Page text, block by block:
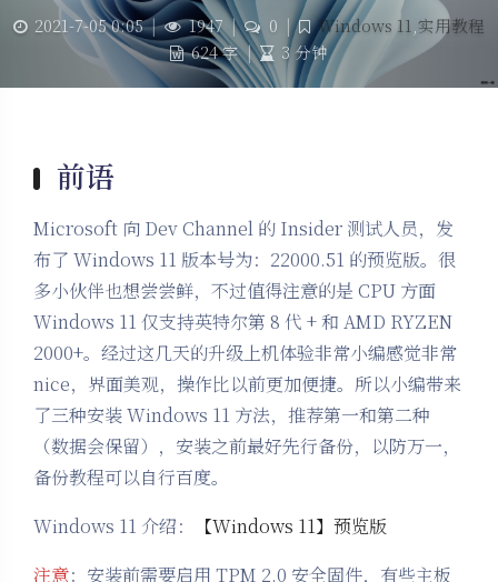
2021-7-05 0:05 | 1947 | 0 | Windows 11,实用教程
624 字 | 3 分钟
前语
Microsoft 向 Dev Channel 的 Insider 测试人员，发
布了 Windows 11 版本号为：22000.51 的预览版。很
多小伙伴也想尝尝鲜，不过值得注意的是 CPU 方面
Windows 11 仅支持英特尔第 8 代 + 和 AMD RYZEN
2000+。经过这几天的升级上机体验非常小编感觉非常
nice，界面美观，操作比以前更加便捷。所以小编带来
了三种安装 Windows 11 方法，推荐第一和第二种
（数据会保留），安装之前最好先行备份，以防万一，
备份教程可以自行百度。
Windows 11 介绍：
【Windows 11】预览版
注意：安装前需要启用 TPM 2.0 安全固件，有些主板